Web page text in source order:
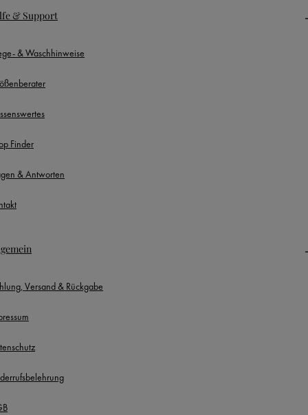
& Support
& Waschhinweise
Finder
& Antworten
Versand & Rückgabe